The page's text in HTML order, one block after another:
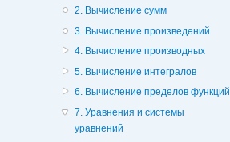
2. Вычисление сумм
3. Вычисление произведений
4. Вычисление производных
5. Вычисление интегралов
6. Вычисление пределов функций
7. Уравнения и системы
уравнений